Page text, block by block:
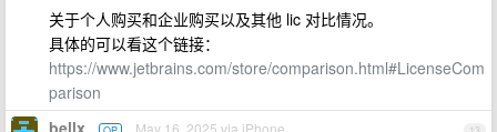
关于个人购买和企业购买以及其他 lic 对比情况。
具体的可以看这个链接：
https://www.jetbrains.com/store/comparison.html#LicenseCom
parison
bellx May 16, 2025 via iPhone